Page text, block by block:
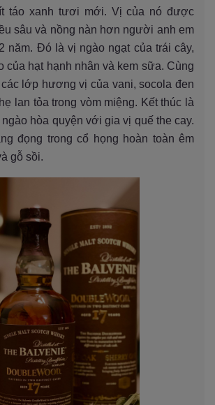
táo xanh tươi mới. Vị của nó được
sâu và nồng nàn hơn người anh em
năm. Đó là vị ngào ngạt của trái cây,
của hạt hạnh nhân và kem sữa. Cùng
lớp hương vị của vani, socola đen
lan tỏa trong vòm miệng. Kết thúc là
hòa quyện với gia vị quế the cay.
đọng trong cổ họng hoàn toàn êm
gỗ sồi.